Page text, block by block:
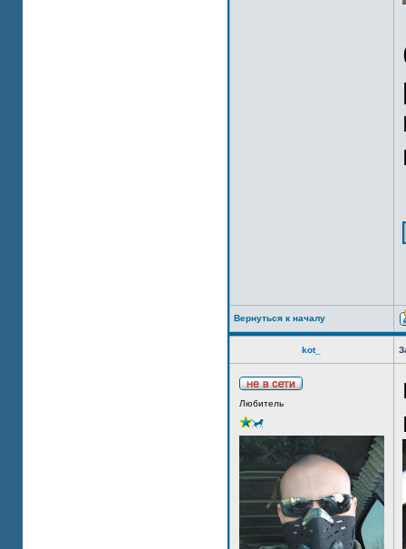
Вернуться к началу
kot_
Любитель